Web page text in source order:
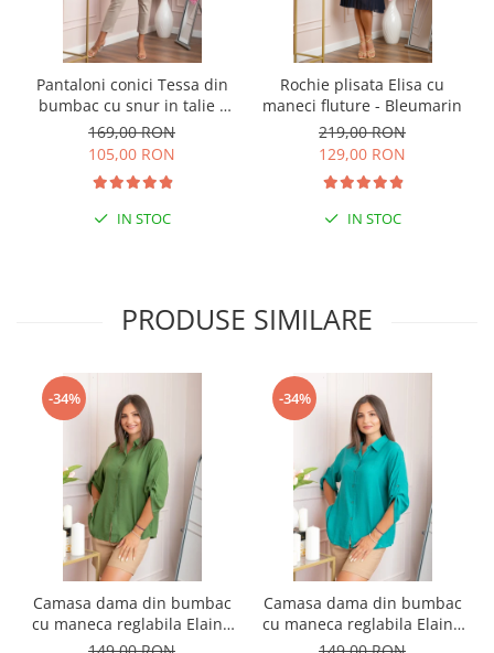
Pantaloni conici Tessa din
bumbac cu snur in talie -
Crem
169,00 RON
105,00 RON
IN STOC
Rochie plisata Elisa cu
maneci fluture - Bleumarin
219,00 RON
129,00 RON
IN STOC
PRODUSE SIMILARE
-34%
Camasa dama din bumbac
cu maneca reglabila Elaine
- Verde
-34%
Camasa dama din bumbac
cu maneca reglabila Elaine
- Turcoaz